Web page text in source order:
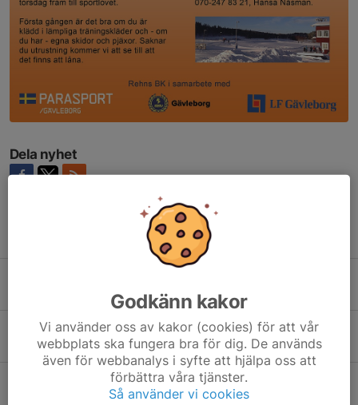
Dela nyhet
12 jan, 22:08 0
Rehns BK vinterjacka -- beställning
9 dec 2025 0
Rehns BK skidkläder, beställning
9 dec 2025 0
Godkänn kakor
Vi använder oss av kakor (cookies) för att vår
webbplats ska fungera bra för dig. De används
även för webbanalys i syfte att hjälpa oss att
förbättra våra tjänster.
Så använder vi cookies